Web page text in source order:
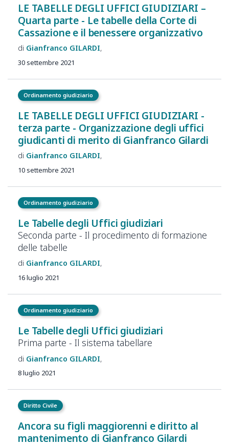
LE TABELLE DEGLI UFFICI GIUDIZIARI –
Quarta parte - Le tabelle della Corte di
Cassazione e il benessere organizzativo
Gianfranco GILARDI
30 settembre 2021
Ordinamento giudiziario
LE TABELLE DEGLI UFFICI GIUDIZIARI -
terza parte - Organizzazione degli uffici
giudicanti di merito di Gianfranco Gilardi
Gianfranco GILARDI
10 settembre 2021
Ordinamento giudiziario
Le Tabelle degli Uffici giudiziari
Seconda parte - Il procedimento di formazione
delle tabelle
Gianfranco GILARDI
16 luglio 2021
Ordinamento giudiziario
Le Tabelle degli Uffici giudiziari
Prima parte - Il sistema tabellare
Gianfranco GILARDI
8 luglio 2021
Diritto Civile
Ancora su figli maggiorenni e diritto al
mantenimento di Gianfranco Gilardi